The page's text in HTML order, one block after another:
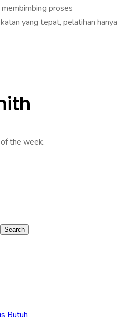
proses
yang tepat, pelatihan hanya
the week.
Search
Butuh